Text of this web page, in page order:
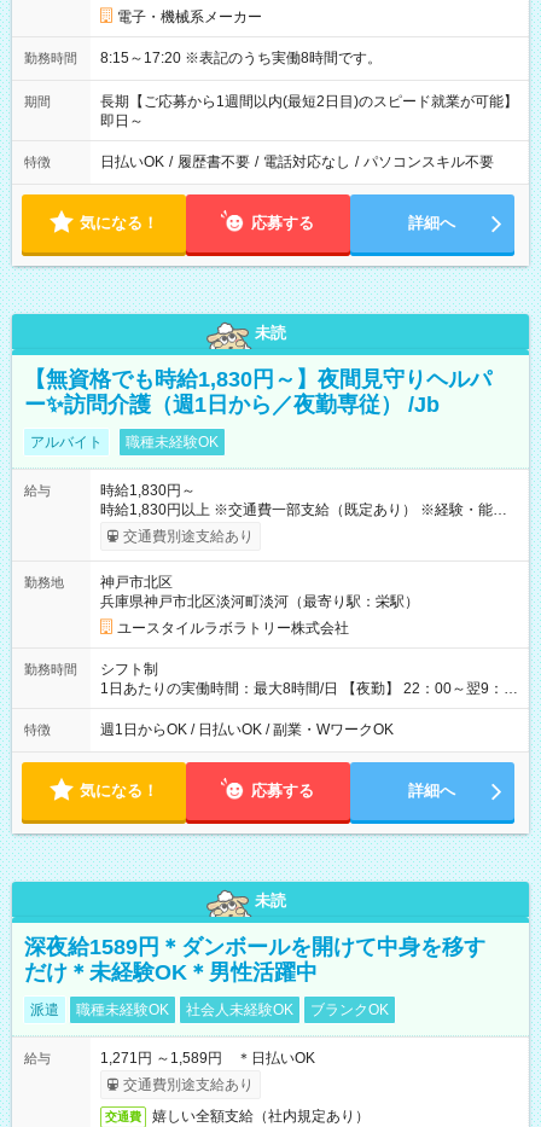
電子・機械系メーカー
勤務時間 8:15～17:20 ※表記のうち実働8時間です。
期間
長期【ご応募から1週間以内(最短2日目)のスピード就業が可能】
即日～
特徴 日払いOK / 履歴書不要 / 電話対応なし / パソコンスキル不要
気になる！ 応募する 詳細へ
未読
【無資格でも時給1,830円～】夜間見守りヘルパ
ー✨訪問介護（週1日から／夜勤専従） /Jb
アルバイト 職種未経験OK
給与
時給1,830円～
時給1,830円以上 ※交通費一部支給（既定あり） ※経験・能力を
考慮して決定します 【収入例】 週1回勤務の場合：1,830円×8時
間×4回=5万8,560円 週3回勤務の場合：1,830円×8時間×12回
月 ※ 雇用形態と給与に、本採用時と異なる部分があります。 雇
用形態：本採用時と同じです。 給与：時給 1,550円以上
交通費別途支給あり
勤務地
神戸市北区
兵庫県神戸市北区淡河町淡河（最寄り駅：栄駅）
ユースタイルラボラトリー株式会社
勤務時間
シフト制
1日あたりの実働時間：最大8時間/日 【夜勤】 22：00～翌9：
00 ※週1日～OK ／ 夜勤専従 ＊＊ 勤務時間例 ＊＊ ■22時か
ら翌7時 ■23時から翌8時 ■24時から翌9時 など ※上記の時間
ます。 ※曜日固定（毎週同じ曜日での勤務となります）
特徴 週1日からOK / 日払いOK / 副業・WワークOK
気になる！ 応募する 詳細へ
未読
深夜給1589円＊ダンボールを開けて中身を移す
だけ＊未経験OK＊男性活躍中
派遣 職種未経験OK 社会人未経験OK ブランクOK
給与
1,271円 ～1,589円 ＊日払いOK
交通費別途支給あり
交通費 嬉しい全額支給（社内規定あり）